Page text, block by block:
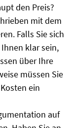
den Preis?
mit dem
Falls Sie sich
klar sein,
über Ihre
müssen Sie
ein
auf